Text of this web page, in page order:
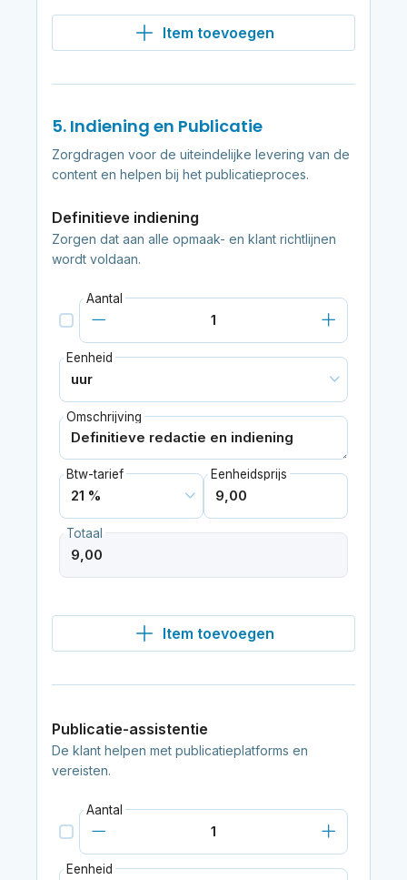
Item toevoegen
5. Indiening en Publicatie
Zorgdragen voor de uiteindelijke levering van de
content en helpen bij het publicatieproces.
Definitieve indiening
Zorgen dat aan alle opmaak- en klant richtlijnen
wordt voldaan.
Aantal
Eenheid
Omschrijving
Btw-tarief Eenheidsprijs
Totaal
Item toevoegen
Publicatie-assistentie
De klant helpen met publicatieplatforms en
vereisten.
Aantal
Eenheid